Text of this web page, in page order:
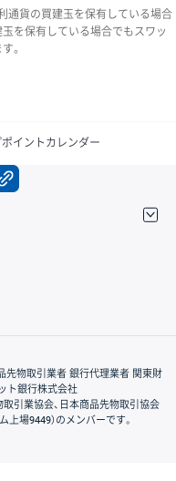
通貨の買建玉を保有している場合
玉を保有している場合でもスワッ
。
イントカレンダー
先物取引業者 銀行代理業者 関東財
ト銀行株式会社
引業協会、日本商品先物取引協会
場9449）のメンバーです。